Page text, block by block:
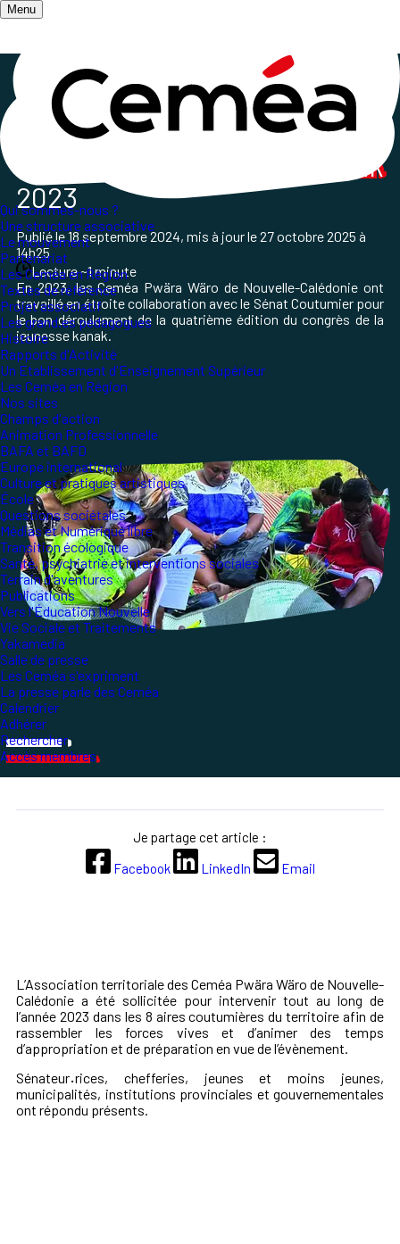
Menu
Qui sommes-nous ?
Une structure associative
Le mouvement
Partenariat
Les Ceméa en Région
Textes de référence
Projet associatif
Les grand.es pédagogues
Histoire
Rapports d'Activité
Un Etablissement d'Enseignement Supérieur
Les Ceméa en Région
Nos sites
Champs d'action
Animation Professionnelle
BAFA et BAFD
Europe international
Culture et pratiques artistiques
École
Questions sociétales
Médias et Numérique libre
Transition écologique
Santé, psychiatrie et interventions sociales
Terrain d'aventures
Publications
Vers l'Éducation Nouvelle
Vie Sociale et Traitements
Yakamedia
Salle de presse
Les Ceméa s'expriment
La presse parle des Ceméa
Calendrier
Adhérer
Rechercher
Accès membres
Accueil/ Qui sommes-nous ? / Les Ceméa en Région
Zoom sur une action des Ceméa Pwära Wäro
jeunesse Kanak
2023
Publié le18 septembre 2024, mis à jour le27 octobre 2025 à
14h25
Lecture ~1 minute
En 2023, les Ceméa Pwära Wäro de Nouvelle-Calédonie ont
travaillé en étroite collaboration avec le Sénat Coutumier pour
le bon déroulement de la quatrième édition du congrès de la
jeunesse kanak.
L’Association territoriale des Ceméa Pwära Wäro de Nouvelle-
Calédonie a été sollicitée pour intervenir tout au long de
l’année 2023 dans les 8 aires coutumières du territoire afin de
rassembler les forces vives et d’animer des temps
d’appropriation et de préparation en vue de l’évènement.
Sénateur·rices, chefferies, jeunes et moins jeunes,
municipalités, institutions provinciales et gouvernementales
ont répondu présents.
Je partage cet article :
Facebook
LinkedIn Email